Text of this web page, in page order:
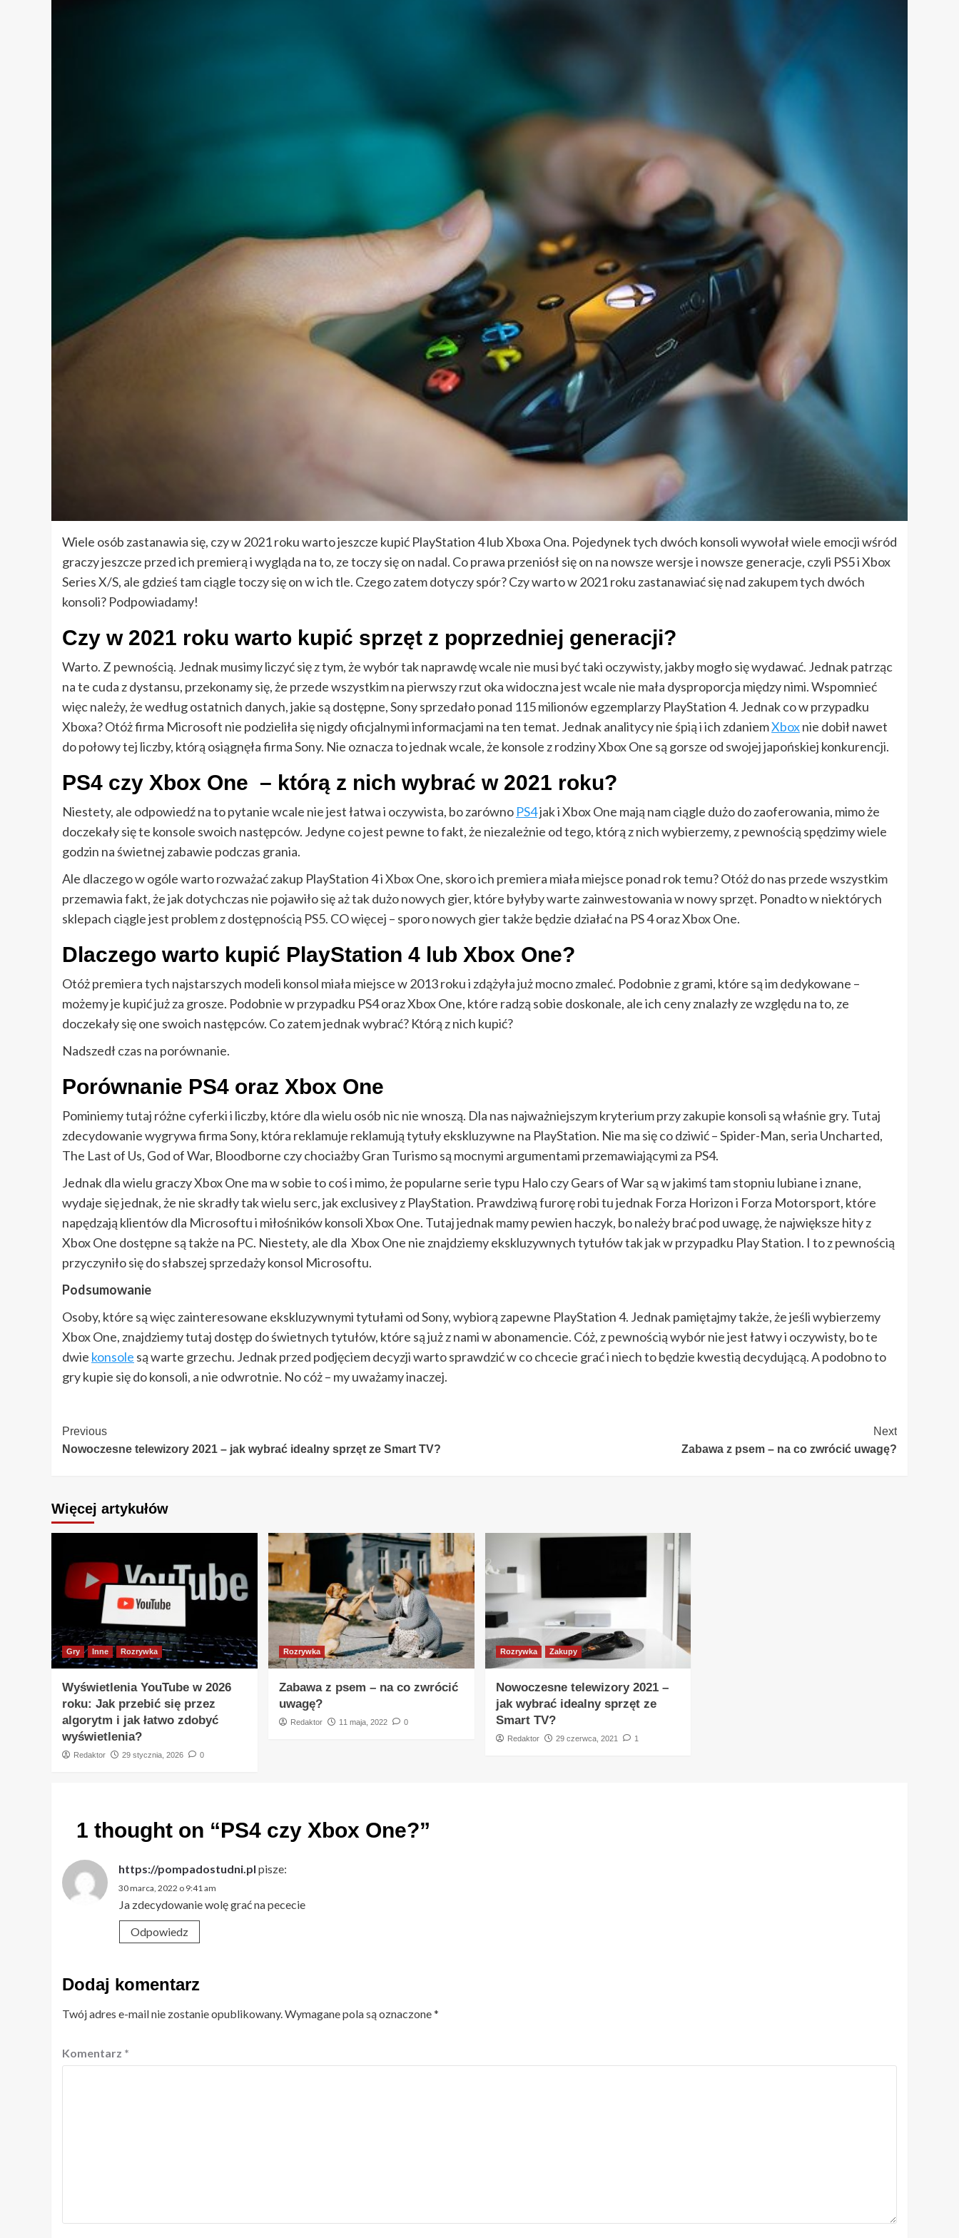
Wiele osób zastanawia się, czy w 2021 roku warto jeszcze kupić PlayStation 4 lub Xboxa Ona. Pojedynek tych dwóch konsoli wywołał wiele emocji wśród
graczy jeszcze przed ich premierą i wygląda na to, ze toczy się on nadal. Co prawa przeniósł się on na nowsze wersje i nowsze generacje, czyli PS5 i Xbox
Series X/S, ale gdzieś tam ciągle toczy się on w ich tle. Czego zatem dotyczy spór? Czy warto w 2021 roku zastanawiać się nad zakupem tych dwóch
konsoli? Podpowiadamy!
Czy w 2021 roku warto kupić sprzęt z poprzedniej generacji?
Warto. Z pewnością. Jednak musimy liczyć się z tym, że wybór tak naprawdę wcale nie musi być taki oczywisty, jakby mogło się wydawać. Jednak patrząc
na te cuda z dystansu, przekonamy się, że przede wszystkim na pierwszy rzut oka widoczna jest wcale nie mała dysproporcja między nimi. Wspomnieć
więc należy, że według ostatnich danych, jakie są dostępne, Sony sprzedało ponad 115 milionów egzemplarzy PlayStation 4. Jednak co w przypadku
Xboxa? Otóż firma Microsoft nie podzieliła się nigdy oficjalnymi informacjami na ten temat. Jednak analitycy nie śpią i ich zdaniemXboxnie dobił nawet
do połowy tej liczby, którą osiągnęła firma Sony. Nie oznacza to jednak wcale, że konsole z rodziny Xbox One są gorsze od swojej japońskiej konkurencji.
PS4 czy Xbox One – którą z nich wybrać w 2021 roku?
Niestety, ale odpowiedź na to pytanie wcale nie jest łatwa i oczywista, bo zarówno PS4jak i Xbox One mają nam ciągle dużo do zaoferowania, mimo że
doczekały się te konsole swoich następców. Jedyne co jest pewne to fakt, że niezależnie od tego, którą z nich wybierzemy, z pewnością spędzimy wiele
godzin na świetnej zabawie podczas grania.
Ale dlaczego w ogóle warto rozważać zakup PlayStation 4 i Xbox One, skoro ich premiera miała miejsce ponad rok temu? Otóż do nas przede wszystkim
przemawia fakt, że jak dotychczas nie pojawiło się aż tak dużo nowych gier, które byłyby warte zainwestowania w nowy sprzęt. Ponadto w niektórych
sklepach ciągle jest problem z dostępnością PS5. CO więcej – sporo nowych gier także będzie działać na PS 4 oraz Xbox One.
Dlaczego warto kupić PlayStation 4 lub Xbox One?
Otóż premiera tych najstarszych modeli konsol miała miejsce w 2013 roku i zdążyła już mocno zmaleć. Podobnie z grami, które są im dedykowane –
możemy je kupić już za grosze. Podobnie w przypadku PS4 oraz Xbox One, które radzą sobie doskonale, ale ich ceny znalazły ze względu na to, ze
doczekały się one swoich następców. Co zatem jednak wybrać? Którą z nich kupić?
Nadszedł czas na porównanie.
Porównanie PS4 oraz Xbox One
Pominiemy tutaj różne cyferki i liczby, które dla wielu osób nic nie wnoszą. Dla nas najważniejszym kryterium przy zakupie konsoli są właśnie gry. Tutaj
zdecydowanie wygrywa firma Sony, która reklamuje reklamują tytuły ekskluzywne na PlayStation. Nie ma się co dziwić – Spider-Man, seria Uncharted,
The Last of Us, God of War, Bloodborne czy chociażby Gran Turismo są mocnymi argumentami przemawiającymi za PS4.
Jednak dla wielu graczy Xbox One ma w sobie to coś i mimo, że popularne serie typu Halo czy Gears of War są w jakimś tam stopniu lubiane i znane,
wydaje się jednak, że nie skradły tak wielu serc, jak exclusivey z PlayStation. Prawdziwą furorę robi tu jednak Forza Horizon i Forza Motorsport, które
napędzają klientów dla Microsoftu i miłośników konsoli Xbox One. Tutaj jednak mamy pewien haczyk, bo należy brać pod uwagę, że największe hity z
Xbox One dostępne są także na PC. Niestety, ale dla Xbox One nie znajdziemy ekskluzywnych tytułów tak jak w przypadku Play Station. I to z pewnością
przyczyniło się do słabszej sprzedaży konsol Microsoftu.
Podsumowanie
Osoby, które są więc zainteresowane ekskluzywnymi tytułami od Sony, wybiorą zapewne PlayStation 4. Jednak pamiętajmy także, że jeśli wybierzemy
Xbox One, znajdziemy tutaj dostęp do świetnych tytułów, które są już z nami w abonamencie. Cóż, z pewnością wybór nie jest łatwy i oczywisty, bo te
dwie konsole są warte grzechu. Jednak przed podjęciem decyzji warto sprawdzić w co chcecie grać i niech to będzie kwestią decydującą. A podobno to
gry kupie się do konsoli, a nie odwrotnie. No cóż – my uważamy inaczej.
Continue
Reading
Previous
Nowoczesne telewizory 2021 – jak wybrać idealny sprzęt ze Smart TV?
Next
Zabawa z psem – na co zwrócić uwagę?
Więcej artykułów
Gry Inne Rozrywka
Wyświetlenia YouTube w 2026
roku: Jak przebić się przez
algorytm i jak łatwo zdobyć
wyświetlenia?
Redaktor 29 stycznia, 2026 0
Rozrywka
Zabawa z psem – na co zwrócić
uwagę?
Redaktor 11 maja, 2022 0
Rozrywka Zakupy
Nowoczesne telewizory 2021 –
jak wybrać idealny sprzęt ze
Smart TV?
Redaktor 29 czerwca, 2021 1
1 thought on “PS4 czy Xbox One?”
https://pompadostudni.pl pisze:
30 marca, 2022 o 9:41 am
Ja zdecydowanie wolę grać na pececie
Odpowiedz
Dodaj komentarz
Twój adres e-mail nie zostanie opublikowany. Wymagane pola są oznaczone*
Komentarz *